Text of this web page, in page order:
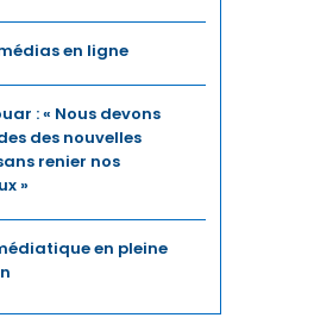
en ligne
: « Nous devons
des nouvelles
renier nos
»
en pleine